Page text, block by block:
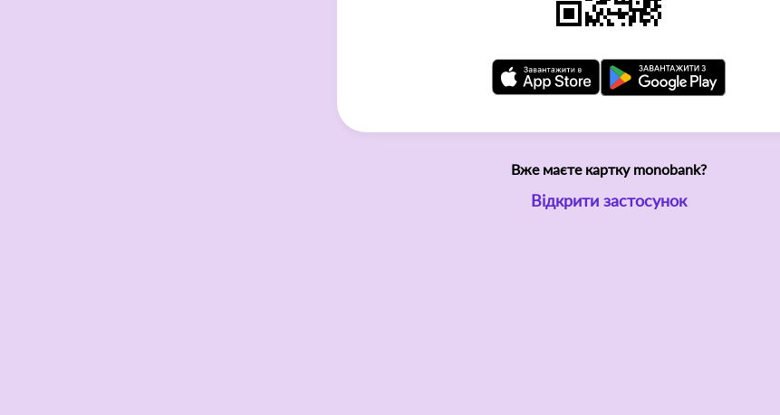
Вже маєте картку monobank?
Відкрити застосунок